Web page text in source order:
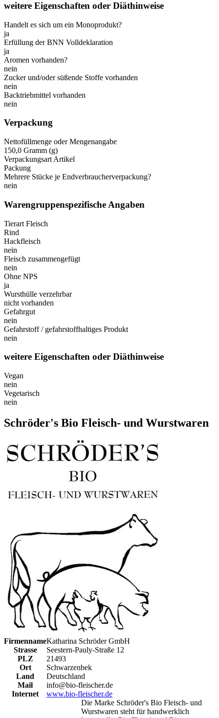
weitere Eigenschaften oder Diäthinweise
Handelt es sich um ein Monoprodukt?
ja
Erfüllung der BNN Volldeklaration
ja
Aromen vorhanden?
nein
Zucker und/oder süßende Stoffe vorhanden
nein
Backtriebmittel vorhanden
nein
Verpackung
Nettofüllmenge oder Mengenangabe
150,0 Gramm (g)
Verpackungsart Artikel
Packung
Mehrere Stücke je Endverbraucherverpackung?
nein
Warengruppenspezifische Angaben
Tierart Fleisch
Rind
Hackfleisch
nein
Fleisch zusammengefügt
nein
Ohne NPS
ja
Wursthülle verzehrbar
nicht vorhanden
Gefahrgut
nein
Gefahrstoff / gefahrstoffhaltiges Produkt
nein
weitere Eigenschaften oder Diäthinweise
Vegan
nein
Vegetarisch
nein
Schröder's Bio Fleisch- und Wurstwaren
FirmennameKatharina Schröder GmbH
Strasse
Seestern-Pauly-Straße 12
PLZ
21493
Ort
Schwarzenbek
Land
Deutschland
Mail
info@bio-fleischer.de
Internet
www.bio-fleischer.de
Die Marke Schröder's Bio Fleisch- und
Wurstwaren steht für handwerklich